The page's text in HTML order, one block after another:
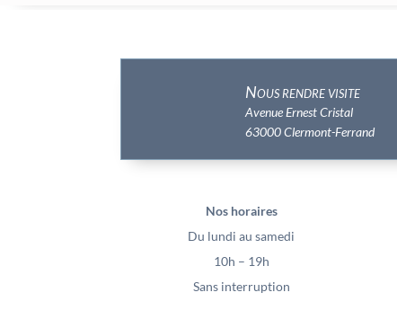
Nous rendre visite
Avenue Ernest Cristal
63000 Clermont-Ferrand
Nos horaires
Du lundi au samedi
10h – 19h
Sans interruption